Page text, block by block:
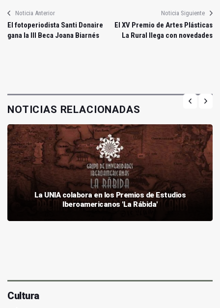
Noticia Anterior
El fotoperiodista Santi Donaire
gana la III Beca Joana Biarnés
Noticia Siguiente
El XV Premio de Artes Plásticas
La Rural llega con novedades
NOTICIAS RELACIONADAS
La UNIA colabora en los Premios de Estudios
Iberoamericanos 'La Rábida'
Cultura